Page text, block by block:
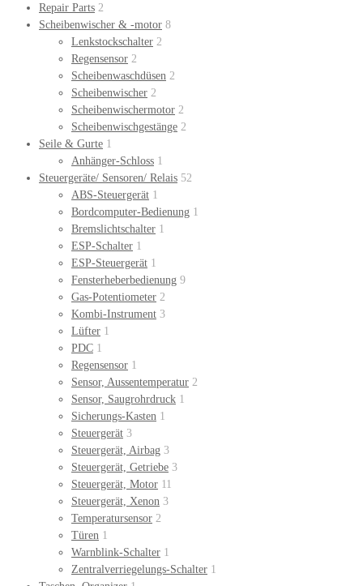
Repair Parts 2
Scheibenwischer & -motor 8
Lenkstockschalter 2
Regensensor 2
Scheibenwaschdüsen 2
Scheibenwischer 2
Scheibenwischermotor 2
Scheibenwischgestänge 2
Seile & Gurte 1
Anhänger-Schloss 1
Steuergeräte/ Sensoren/ Relais 52
ABS-Steuergerät 1
Bordcomputer-Bedienung 1
Bremslichtschalter 1
ESP-Schalter 1
ESP-Steuergerät 1
Fensterheberbedienung 9
Gas-Potentiometer 2
Kombi-Instrument 3
Lüfter 1
PDC 1
Regensensor 1
Sensor, Aussentemperatur 2
Sensor, Saugrohrdruck 1
Sicherungs-Kasten 1
Steuergerät 3
Steuergerät, Airbag 3
Steuergerät, Getriebe 3
Steuergerät, Motor 11
Steuergerät, Xenon 3
Temperatursensor 2
Türen 1
Warnblink-Schalter 1
Zentralverriegelungs-Schalter 1